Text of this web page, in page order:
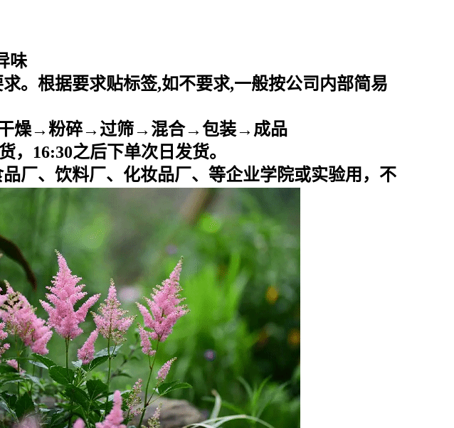
味
。根据要求贴标签,如不要求,一般按公司内部简易
燥→粉碎→过筛→混合→包装→成品
，16:30之后下单次日发货。
品厂、饮料厂、化妆品厂、等企业学院或实验用，不